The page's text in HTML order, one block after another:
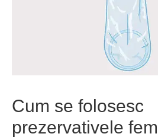
Cum se folosesc
prezervativele